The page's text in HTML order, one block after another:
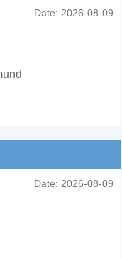
Date: 2026-08-09
Date: 2026-08-09